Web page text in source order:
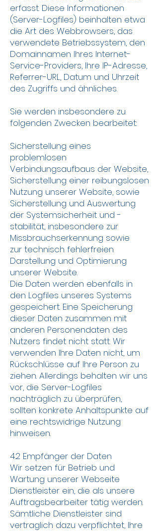
erfasst. Diese Informationen
(Server-Logfiles) beinhalten etwa
die Art des Webbrowsers, das
verwendete Betriebssystem, den
Domainnamen Ihres Internet-
Service-Providers, Ihre IP-Adresse,
Referrer-URL, Datum und Uhrzeit
des Zugriffs und ähnliches.
Sie werden insbesondere zu
folgenden Zwecken bearbeitet:
Sicherstellung eines
problemlosen
Verbindungsaufbaus der Website,
Sicherstellung einer reibungslosen
Nutzung unserer Website, sowie
Sicherstellung und Auswertung
der Systemsicherheit und -
stabilität, insbesondere zur
Missbrauchserkennung sowie
zur technisch fehlerfreien
Darstellung und Optimierung
unserer Website.
Die Daten werden ebenfalls in
den Logfiles unseres Systems
gespeichert. Eine Speicherung
dieser Daten zusammen mit
anderen Personendaten des
Nutzers findet nicht statt. Wir
verwenden Ihre Daten nicht, um
Rückschlüsse auf Ihre Person zu
ziehen. Allerdings behalten wir uns
vor, die Server-Logfiles
nachträglich zu überprüfen,
sollten konkrete Anhaltspunkte auf
eine rechtswidrige Nutzung
hinweisen.
4.2 Empfänger der Daten
Wir setzen für Betrieb und
Wartung unserer Webseite
Dienstleister ein, die als unsere
Auftragsbearbeiter tätig werden.
Sämtliche Dienstleister sind
vertraglich dazu verpflichtet, Ihre